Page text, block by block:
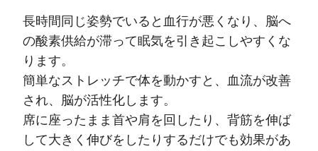
長時間同じ姿勢でいると血行が悪くなり、脳へ
の酸素供給が滞って眠気を引き起こしやすくな
ります。
簡単なストレッチで体を動かすと、血流が改善
され、脳が活性化します。
席に座ったまま首や肩を回したり、背筋を伸ば
して大きく伸びをしたりするだけでも効果があ